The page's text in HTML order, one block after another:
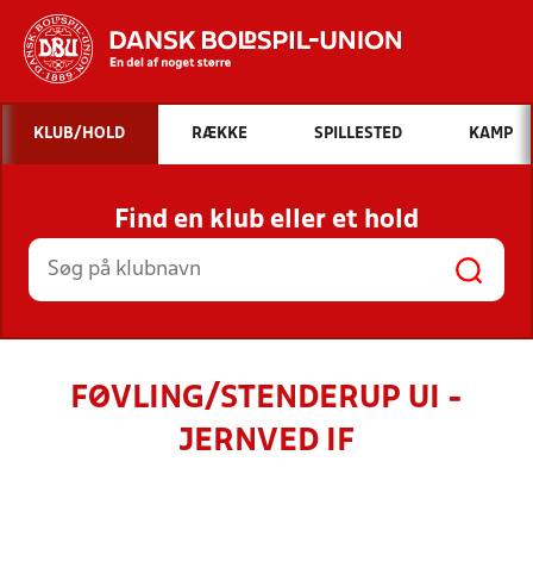
Hvad vil du søge efter?
INDHOLD OG NYHEDER
STILLINGER, RESULTATER, KLUBBER OG
HOLD
KLUB/HOLD RÆKKE SPILLESTED KAMP
Find en klub eller et hold
FØVLING/STENDERUP UI -
JERNVED IF